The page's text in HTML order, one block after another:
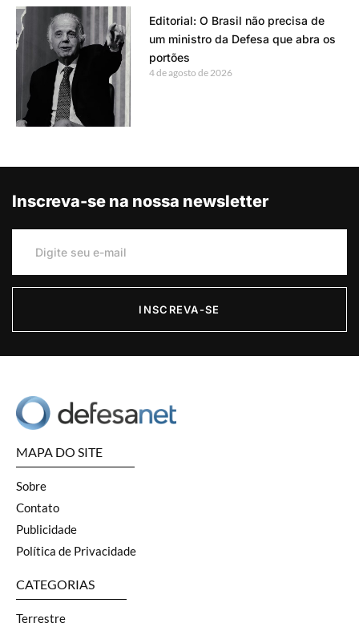
Editorial: O Brasil não precisa de
um ministro da Defesa que abra os
portões
4 de agosto de 2026
Inscreva-se na nossa newsletter
INSCREVA-SE
MAPA DO SITE
Sobre
Contato
Publicidade
Política de Privacidade
CATEGORIAS
Terrestre